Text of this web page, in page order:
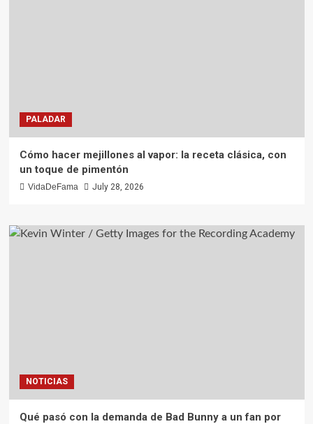
PALADAR
Cómo hacer mejillones al vapor: la receta clásica, con
un toque de pimentón
VidaDeFama July 28, 2026
NOTICIAS
Qué pasó con la demanda de Bad Bunny a un fan por